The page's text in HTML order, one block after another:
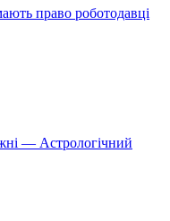
право роботодавці
— Астрологічний